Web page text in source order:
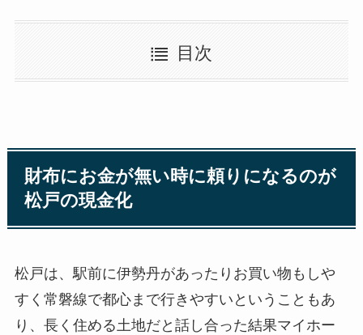
目次
財布にお金が無い時に頼りになるのが
松戸の現金化
松戸は、駅前に伊勢丹があったりお買い物もしや
すく常磐線で都心まで行きやすいということもあ
り、長く住める土地だと話し合った結果マイホー